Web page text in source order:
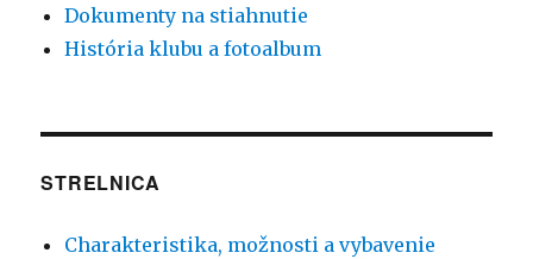
Dokumenty na stiahnutie
História klubu a fotoalbum
STRELNICA
Charakteristika, možnosti a vybavenie